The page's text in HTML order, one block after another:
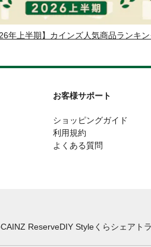
年上半期】カインズ人気商品ランキ
お客様サポート
ショッピングガイド
利用規約
よくある質問
CAINZ ReserveDIY Styleくらシェア ト